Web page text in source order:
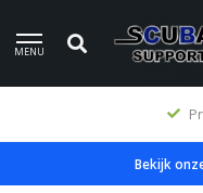
MENU
Bekijk